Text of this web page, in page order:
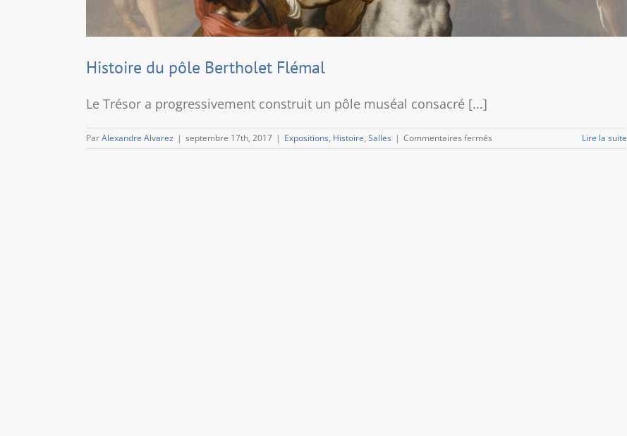
Histoire du pôle Bertholet Flémal
Le Trésor a progressivement construit un pôle muséal consacré [...]
ParAlexandre Alvarez | septembre 17th, 2017 | Expositions, Histoire, Salles | Commentaires fermés
Histoire
Lire la suite